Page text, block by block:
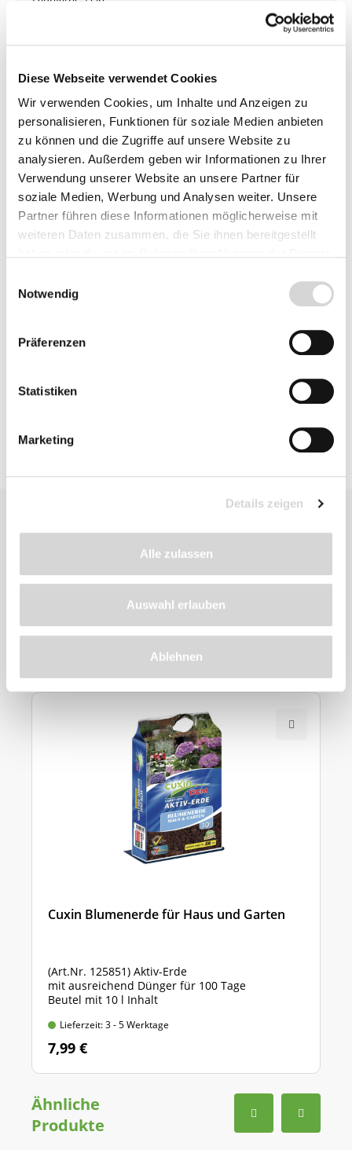
Diese Webseite verwendet Cookies
Wir verwenden Cookies, um Inhalte und Anzeigen zu
personalisieren, Funktionen für soziale Medien anbieten
zu können und die Zugriffe auf unsere Website zu
analysieren. Außerdem geben wir Informationen zu Ihrer
Verwendung unserer Website an unsere Partner für
soziale Medien, Werbung und Analysen weiter. Unsere
Partner führen diese Informationen möglicherweise mit
weiteren Daten zusammen, die Sie ihnen bereitgestellt
Notwendig
Präferenzen
Statistiken
Marketing
Details zeigen
Alle zulassen
Auswahl erlauben
Ablehnen
Lieferzeit: 4 - 9 Werktage
31,95 €*
In den Warenkorb
Preise inkl. MwSt. zzgl.
Versandkosten
Produkt
Cuxin Blumenerde für Haus und Garten
(Art.Nr. 125851) Aktiv-Erde
mit ausreichend Dünger für 100 Tage
Beutel mit 10 l Inhalt
Lieferzeit: 3 - 5 Werktage
7,99 €
Ähnliche
Produkte